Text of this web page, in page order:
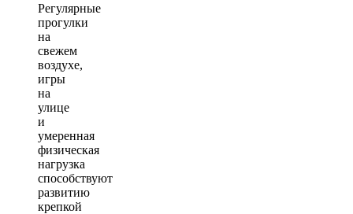
Регулярные
прогулки
на
свежем
воздухе,
игры
на
улице
и
умеренная
физическая
нагрузка
способствуют
развитию
крепкой